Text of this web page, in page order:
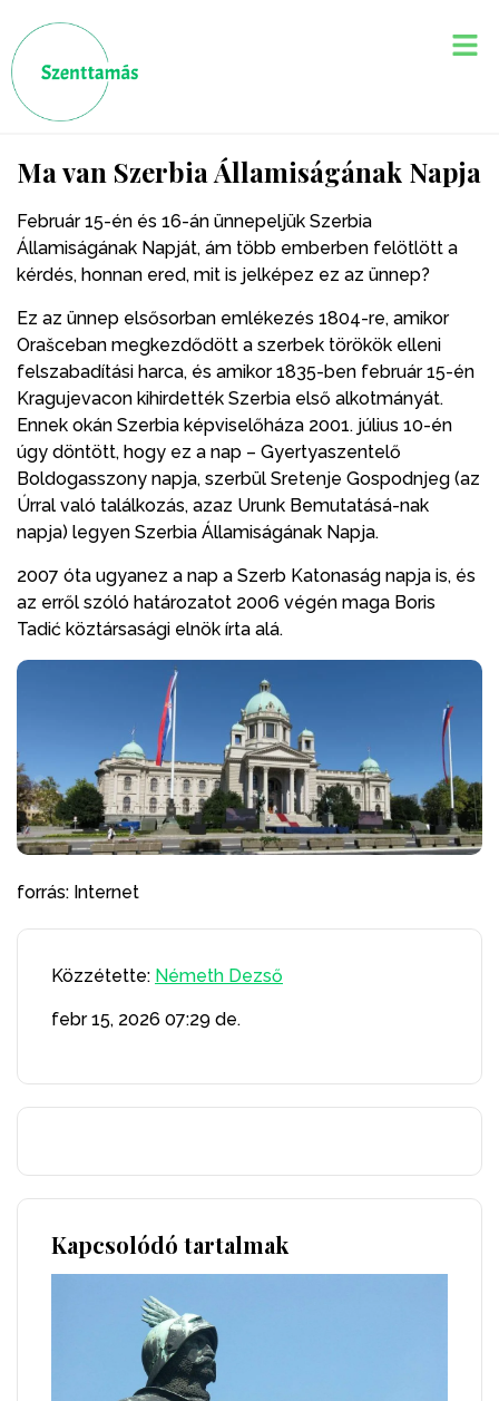
Ma van Szerbia Államiságának Napja
Február 15-én és 16-án ünnepeljük Szerbia
Államiságának Napját, ám több emberben felötlött a
kérdés, honnan ered, mit is jelképez ez az ünnep?
Ez az ünnep elsősorban emlékezés 1804-re, amikor
Orašceban megkezdődött a szerbek törökök elleni
felszabadítási harca, és amikor 1835-ben február 15-én
Kragujevacon kihirdették Szerbia első alkotmányát.
Ennek okán Szerbia képviselőháza 2001. július 10-én
úgy döntött, hogy ez a nap – Gyertyaszentelő
Boldogasszony napja, szerbül Sretenje Gospodnjeg (az
Úrral való találkozás, azaz Urunk Bemutatásá-nak
napja) legyen Szerbia Államiságának Napja.
2007 óta ugyanez a nap a Szerb Katonaság napja is, és
az erről szóló határozatot 2006 végén maga Boris
Tadić köztársasági elnök írta alá.
forrás: Internet
Közzétette: Németh Dezső
febr 15, 2026 07:29 de.
Kapcsolódó tartalmak